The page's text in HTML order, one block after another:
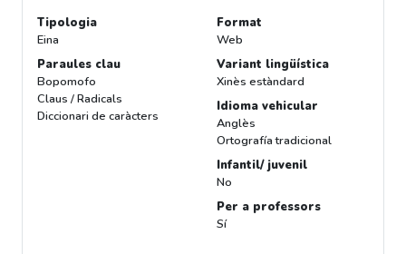
Tipologia
Eina
Paraules clau
Bopomofo
Claus / Radicals
Diccionari de caràcters
Format
Web
Variant lingüística
Xinès estàndard
Idioma vehicular
Anglès
Ortografía tradicional
Infantil/ juvenil
No
Per a professors
Sí